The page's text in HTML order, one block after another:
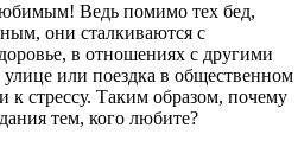
Ведь помимо тех бед,
они сталкиваются с
в отношениях с другими
или поездка в общественном
к стрессу. Таким образом, почему
тем, кого любите?